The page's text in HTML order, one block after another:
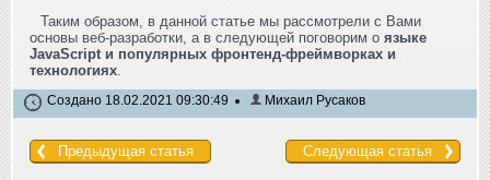
Таким образом, в данной статье мы рассмотрели с Вами
основы веб-разработки, а в следующей поговорим о языке
JavaScript и популярных фронтенд-фреймворках и
технологиях.
Создано 18.02.2021 09:30:49 Михаил Русаков
Предыдущая статья Следующая статья